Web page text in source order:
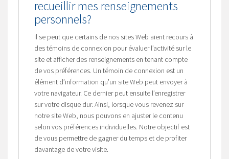
recueillir mes renseignements
personnels?
Il se peut que certains de nos sites Web aient recours à
des témoins de connexion pour évaluer l’activité sur le
site et afficher des renseignements en tenant compte
de vos préférences. Un témoin de connexion est un
élément d’information qu’un site Web peut envoyer à
votre navigateur. Ce dernier peut ensuite l’enregistrer
sur votre disque dur. Ainsi, lorsque vous revenez sur
notre site Web, nous pouvons en ajuster le contenu
selon vos préférences individuelles. Notre objectif est
de vous permettre de gagner du temps et de profiter
davantage de votre visite.